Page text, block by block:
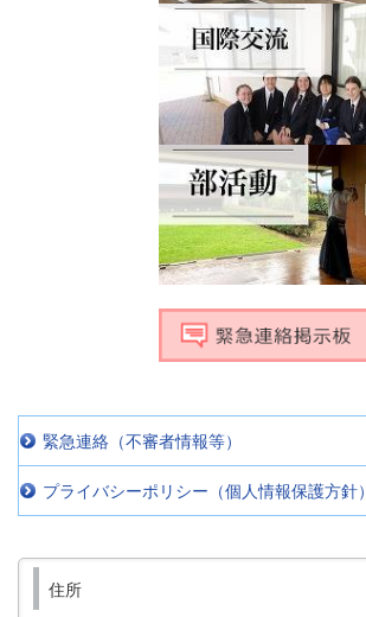
緊急連絡（不審者情報等）
プライバシーポリシー（個人情報保護方針）
住所